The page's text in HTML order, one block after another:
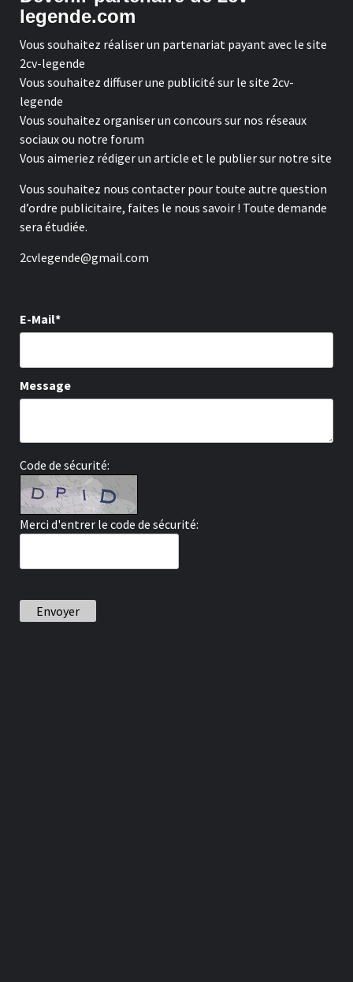
legende.com
Vous souhaitez réaliser un partenariat payant avec le site
2cv-legende
Vous souhaitez diffuser une publicité sur le site 2cv-
legende
Vous souhaitez organiser un concours sur nos réseaux
sociaux ou notre forum
Vous aimeriez rédiger un article et le publier sur notre site
Vous souhaitez nous contacter pour toute autre question
d’ordre publicitaire, faites le nous savoir ! Toute demande
sera étudiée.
2cvlegende@gmail.com
E-Mail*
Message
Code de sécurité:
Merci d'entrer le code de sécurité:
Envoyer